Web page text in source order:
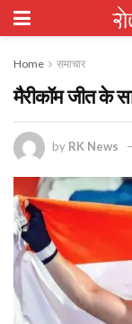
Home समाचार
मैरीकॉम जीत के
by RK News